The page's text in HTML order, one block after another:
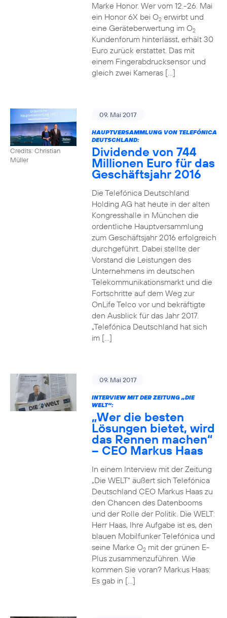
Marke Honor. Wer vom 12.-26. Mai
ein Honor 6X bei O2erwirbt und
eine Geräteberwertung im O2
Kundenforum hinterlässt, erhält 30
Euro zurück erstattet. Das mit
einem Fingerabdrucksensor und
gleich zwei Kameras […]
Credits: Christian
Müller
09. Mai 2017
HAUPTVERSAMMLUNG VON TELEFÓNICA
DEUTSCHLAND:
Dividende von 744
Millionen Euro für das
Geschäftsjahr 2016
Die Telefónica Deutschland
Holding AG hat heute in der alten
Kongresshalle in München die
ordentliche Hauptversammlung
zum Geschäftsjahr 2016 erfolgreich
durchgeführt. Dabei stellte der
Vorstand die Leistungen des
Unternehmens im deutschen
Telekommunikationsmarkt und die
Fortschritte auf dem Weg zur
OnLife Telco vor und bekräftigte
den Ausblick für das Jahr 2017.
„Telefónica Deutschland hat sich
im […]
09. Mai 2017
INTERVIEW MIT DER ZEITUNG „DIE
WELT“:
„Wer die besten
Lösungen bietet, wird
das Rennen machen“
– CEO Markus Haas
In einem Interview mit der Zeitung
„Die WELT“ äußert sich Telefónica
Deutschland CEO Markus Haas zu
den Chancen des Datenbooms
und der Rolle der Politik. Die WELT:
Herr Haas, Ihre Aufgabe ist es, den
blauen Mobilfunker Telefónica und
seine Marke O2mit der grünen E-
Plus zusammenzuführen. Wie
kommen Sie voran? Markus Haas:
Es gab in […]